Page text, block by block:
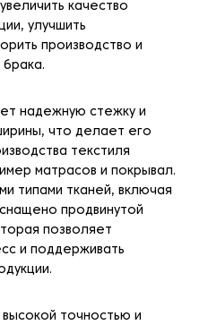
качество
улучшить
производство и
брака.
надежную стежку и
что делает его
текстиля
матрасов и покрывал.
типами тканей, включая
продвинутой
позволяет
и поддерживать
точностью и